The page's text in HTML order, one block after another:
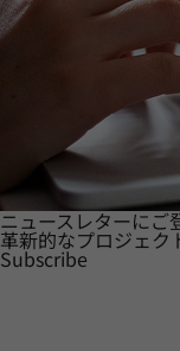
ニュースレターにご
革新的なプロジェク
Subscribe